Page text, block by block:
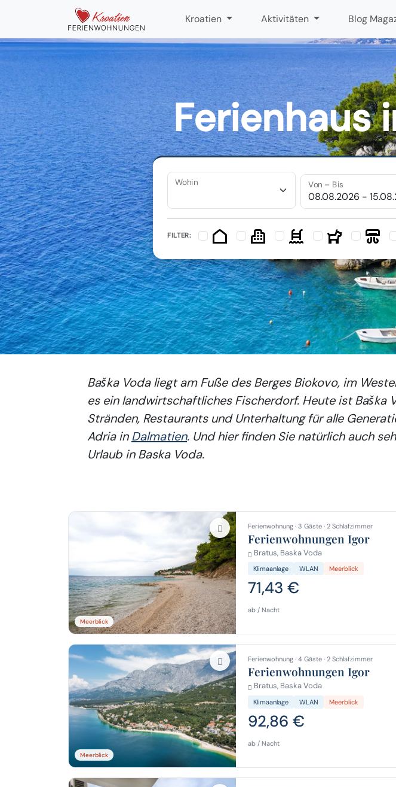
Kroatien Aktivitäten Blog
Ferienhaus
Wohin Von – Bis
FILTER:
Baška Voda liegt am Fuße des Berges Biokovo, im
es ein landwirtschaftliches Fischerdorf. Heute ist
Stränden, Restaurants und Unterhaltung für alle
Adria inDalmatien. Und hier finden Sie natürlich auch
Urlaub in Baska Voda.
Meerblick
Ferienwohnung · 3 Gäste · 2 Schlafzimmer
Ferienwohnungen Igor
Bratus, Baska Voda
Klimaanlage WLAN Meerblick
71,43 €
ab / Nacht
Meerblick
Ferienwohnung · 4 Gäste · 2 Schlafzimmer
Ferienwohnungen Igor
Bratus, Baska Voda
Klimaanlage WLAN Meerblick
92,86 €
ab / Nacht